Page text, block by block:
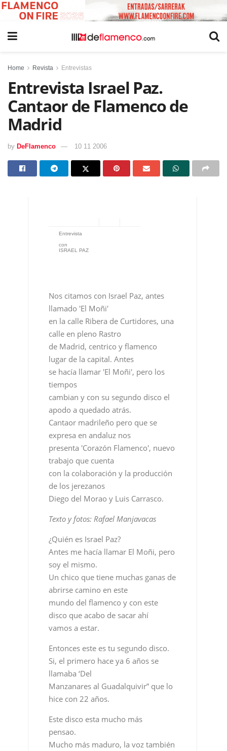
Home Revista Entrevistas
Entrevista Israel Paz.
Cantaor de Flamenco de
Madrid
by DeFlamenco 10 11 2006
Entrevista
con
ISRAEL PAZ
Nos citamos con Israel Paz, antes
llamado 'El Moñi'
en la calle Ribera de Curtidores, una
calle en pleno Rastro
de Madrid, centrico y flamenco
lugar de la capital. Antes
se hacía llamar 'El Moñi', pero los
tiempos
cambian y con su segundo disco el
apodo a quedado atrás.
Cantaor madrileño pero que se
expresa en andaluz nos
presenta 'Corazón Flamenco', nuevo
trabajo que cuenta
con la colaboración y la producción
de los jerezanos
Diego del Morao y Luis Carrasco.
Texto y fotos: Rafael Manjavacas
¿Quién es Israel Paz?
Antes me hacía llamar El Moñi, pero
soy el mismo.
Un chico que tiene muchas ganas de
abrirse camino en este
mundo del flamenco y con este
disco que acabo de sacar ahí
vamos a estar.
Entonces este es tu segundo disco.
Si, el primero hace ya 6 años se
llamaba ‘Del
Manzanares al Guadalquivir” que lo
hice con 22 años.
Este disco esta mucho más
pensao.
Mucho más maduro, la voz también